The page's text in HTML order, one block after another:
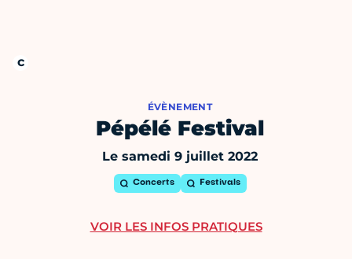
ÉVÈNEMENT
Pépélé Festival
Le samedi 9 juillet 2022
Concerts Festivals
VOIR LES INFOS PRATIQUES